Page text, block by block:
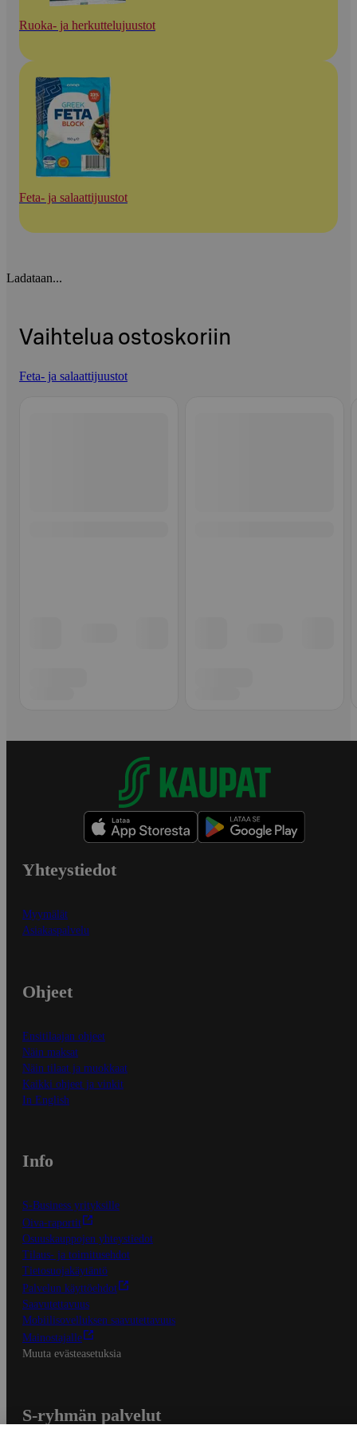
Ruoka- ja herkuttelujuustot
Feta- ja salaattijuustot
Ladataan...
Vaihtelua ostoskoriin
Feta- ja salaattijuustot
Yhteystiedot
Myymälät
Asiakaspalvelu
Ohjeet
Ensitilaajan ohjeet
Näin maksat
Näin tilaat ja muokkaat
Kaikki ohjeet ja vinkit
In English
Info
S-Business yrityksille
Oiva-raportit
Osuuskauppojen yhteystiedot
Tilaus- ja toimitusehdot
Tietosuojakäytäntö
Palvelun käyttöehdot
Saavutettavuus
Mobiilisovelluksen saavutettavuus
Mainostajalle
Muuta evästeasetuksia
S-ryhmän palvelut